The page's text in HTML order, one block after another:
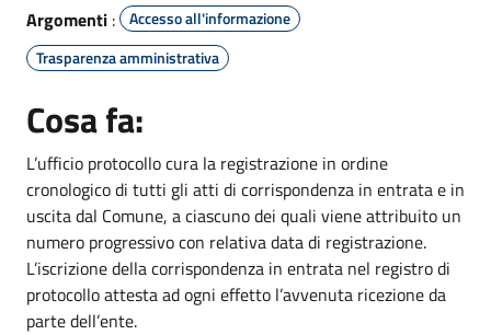
Argomenti :
Accesso all'informazione
Trasparenza amministrativa
Cosa fa:
L’ufficio protocollo cura la registrazione in ordine
cronologico di tutti gli atti di corrispondenza in entrata e in
uscita dal Comune, a ciascuno dei quali viene attribuito un
numero progressivo con relativa data di registrazione.
L’iscrizione della corrispondenza in entrata nel registro di
protocollo attesta ad ogni effetto l’avvenuta ricezione da
parte dell’ente.